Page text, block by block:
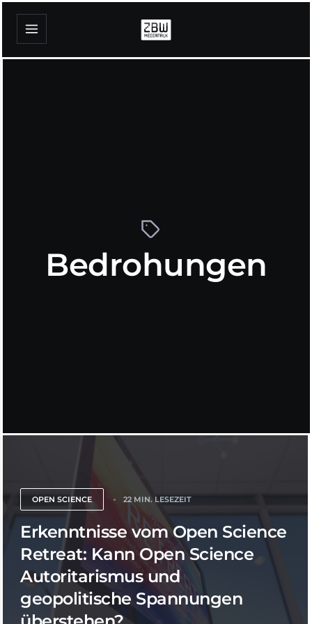
Bedrohungen
OPEN SCIENCE 22 MIN. LESEZEIT
Erkenntnisse vom Open Science
Retreat: Kann Open Science
Autoritarismus und
geopolitische Spannungen